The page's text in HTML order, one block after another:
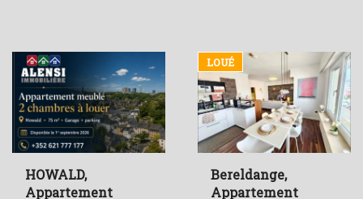
HOWALD,
Appartement
LOUÉ
Bereldange,
Appartement